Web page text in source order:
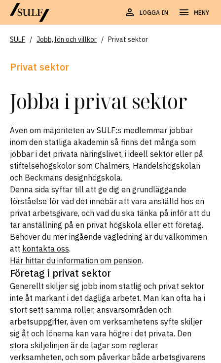
LOGGA IN MENY
SULF / Jobb, lön och villkor / Privat sektor
Privat sektor
Jobba i privat sektor
Även om majoriteten av SULF:s medlemmar jobbar
inom den statliga akademin så finns det många som
jobbar i det privata näringslivet, i ideell sektor eller på
stiftelsehögskolor som Chalmers, Handelshögskolan
och Beckmans designhögskola.
Denna sida syftar till att ge dig en grundläggande
förståelse för vad det innebär att vara anställd hos en
privat arbetsgivare, och vad du ska tänka på inför att du
tar anställning på en privat högskola eller ett företag.
Behöver du mer ingående vägledning är du välkommen
att kontakta oss.
Här hittar du information om pension.
Företag i privat sektor
Generellt skiljer sig jobb inom statlig och privat sektor
inte åt markant i det dagliga arbetet. Man kan ofta ha i
stort sett samma roller, ansvarsområden och
arbetsuppgifter, även om verksamhetens syfte skiljer
sig åt och lönerna kan vara högre i det privata. Den
stora skiljelinjen är de lagar som reglerar
verksamheten, och som påverkar både arbetsgivarens